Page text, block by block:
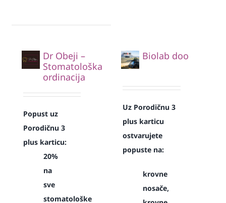
Dr Obeji –
Stomatološka
ordinacija
Popust uz
Porodičnu 3
plus karticu:
20%
na
sve
stomatološke
Biolab doo
Uz Porodičnu 3
plus karticu
ostvarujete
popuste na:
krovne
nosače,